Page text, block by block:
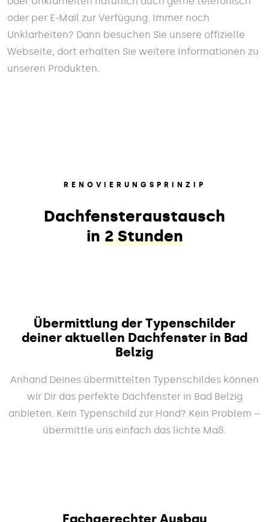
oder per E-Mail zur Verfügung. Immer noch
Unklarheiten? Dann besuchen Sie unsere offizielle
Webseite, dort erhalten Sie weitere Informationen zu
unseren Produkten.
RENOVIERUNGSPRINZIP
Dachfensteraustausch
in 2 Stunden
Übermittlung der Typenschilder
deiner aktuellen Dachfenster in Bad
Belzig
Anhand Deines übermittelten Typenschildes können
wir Dir das perfekte Dachfenster in Bad Belzig
anbieten. Kein Typenschild zur Hand? Kein Problem –
übermittle uns einfach das lichte Maß.
Fachgerechter Ausbau